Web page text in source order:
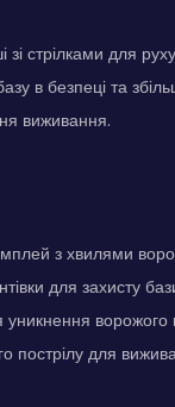
зі стрілками для
в безпеці та
виживання.
з хвилями
для захисту
ворожого
пострілу для